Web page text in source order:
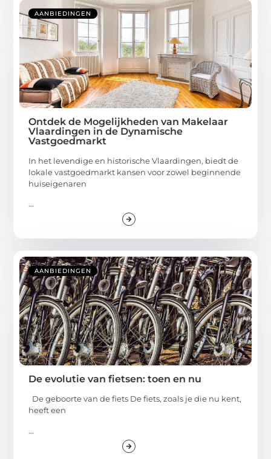
AANBIEDINGEN
Ontdek de Mogelijkheden van Makelaar
Vlaardingen in de Dynamische
Vastgoedmarkt
In het levendige en historische Vlaardingen, biedt de
lokale vastgoedmarkt kansen voor zowel beginnende
huiseigenaren
...
AANBIEDINGEN
De evolutie van fietsen: toen en nu
De geboorte van de fiets De fiets, zoals je die nu kent,
heeft een
...